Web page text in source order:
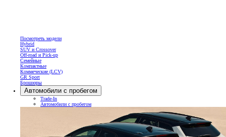
Посмотреть модели
Hybrid
SUV и Crossover
Off-road и Pick-up
Семейные
Компактные
Коммеческие (LCV)
GR Sport
Брошюры
Автомобили с пробегом
Trade-In
Автомобили с пробегом